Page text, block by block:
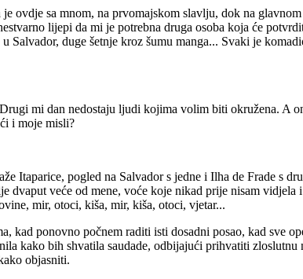
sa mnom, na prvomajskom slavlju, dok na
lijepi da mi je potrebna druga osoba koja će
Salvador, duge šetnje kroz šumu manga... Svaki je
mi dan nedostaju ljudi kojima volim biti okružena. A
i moje misli?
Itaparice, pogled na Salvador s jedne i Ilha de Frade s
veće od mene, voće koje nikad prije nisam
mir, otoci, kiša, mir, kiša, otoci, vjetar...
kad ponovno počnem raditi isti dosadni posao, kad sve
kako bih shvatila saudade, odbijajući prihvatiti
objasniti.